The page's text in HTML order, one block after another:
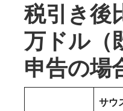
税引き後
万ドル（
申告の場
サウ